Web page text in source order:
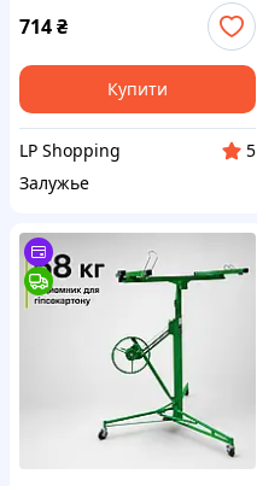
економічний важіль, для
плитки та гіпсокартону
714₴
Купити
LP Shopping
5
Залужье